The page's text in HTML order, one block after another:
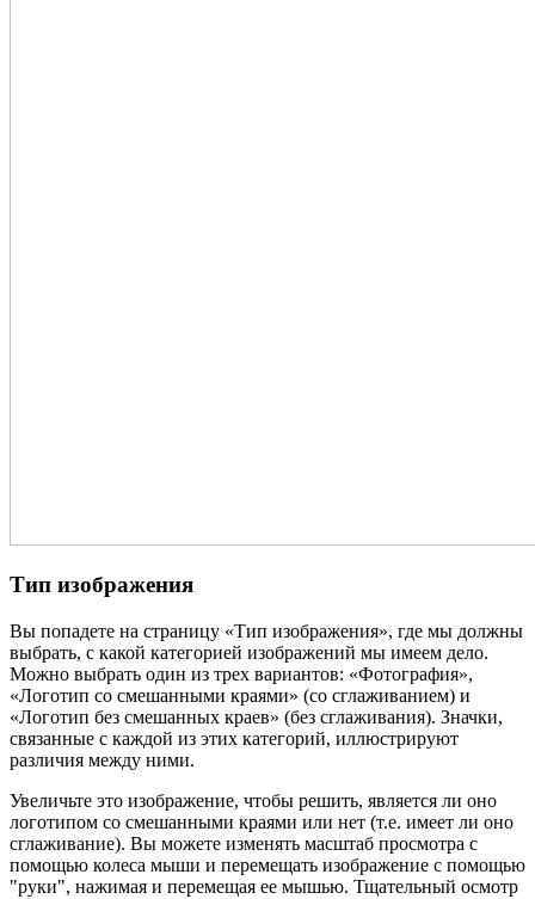
Тип изображения
Вы попадете на страницу «Тип изображения», где мы должны
выбрать, с какой категорией изображений мы имеем дело.
Можно выбрать один из трех вариантов: «Фотография»,
«Логотип со смешанными краями» (со сглаживанием) и
«Логотип без смешанных краев» (без сглаживания). Значки,
связанные с каждой из этих категорий, иллюстрируют
различия между ними.
Увеличьте это изображение, чтобы решить, является ли оно
логотипом со смешанными краями или нет (т.е. имеет ли оно
сглаживание). Вы можете изменять масштаб просмотра с
помощью колеса мыши и перемещать изображение с помощью
"руки", нажимая и перемещая ее мышью. Тщательный осмотр